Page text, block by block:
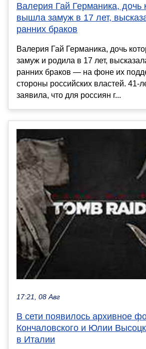
Валерия Гай Германика, дочь
вышла замуж в 17 лет,
ранних браков
Валерия Гай Германика, дочь
замуж и родила в 17 лет,
ранних браков — на фоне их
стороны российских властей. 41-
заявила, что для россиян г...
17:21, 08 Авг
В сети появилось архивное
Кончаловского и Юлии
в Италии